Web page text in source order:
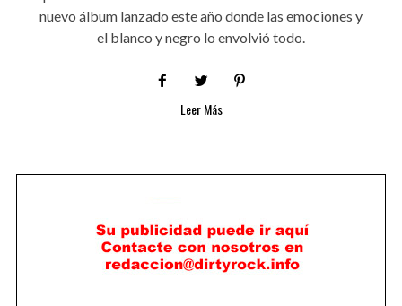
nuevo álbum lanzado este año donde las emociones y
el blanco y negro lo envolvió todo.
Leer Más